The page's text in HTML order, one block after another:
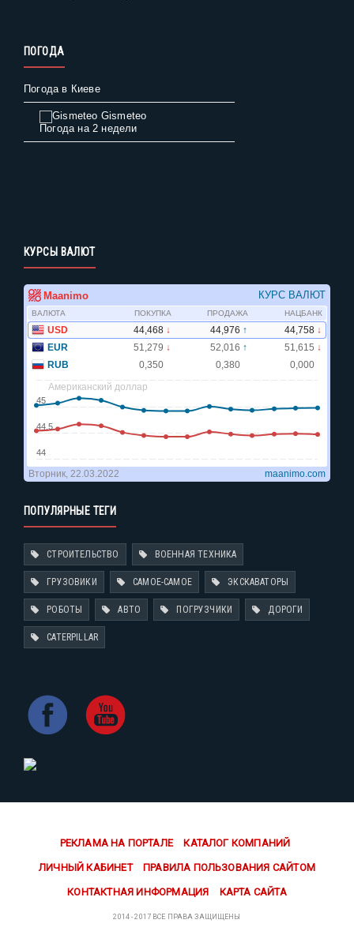
ПОГОДА
Погода в Киеве
Gismeteo
Погода на 2 недели
КУРСЫ ВАЛЮТ
ПОПУЛЯРНЫЕ ТЕГИ
СТРОИТЕЛЬСТВО ВОЕННАЯ ТЕХНИКА
ГРУЗОВИКИ САМОЕ-САМОЕ ЭКСКАВАТОРЫ
РОБОТЫ АВТО ПОГРУЗЧИКИ ДОРОГИ
CATERPILLAR
РЕКЛАМА НА ПОРТАЛЕ КАТАЛОГ КОМПАНИЙ
ЛИЧНЫЙ КАБИНЕТ ПРАВИЛА ПОЛЬЗОВАНИЯ САЙТОМ
КОНТАКТНАЯ ИНФОРМАЦИЯ КАРТА САЙТА
2014 - 2017 ВСЕ ПРАВА ЗАЩИЩЕНЫ